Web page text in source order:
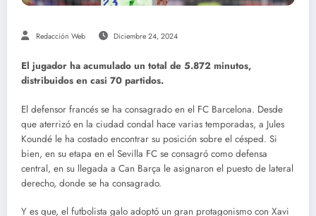
Redacción Web Diciembre 24, 2024
El jugador ha acumulado un total de 5.872 minutos,
distribuidos en casi 70 partidos.
El defensor francés se ha consagrado en el FC Barcelona. Desde
que aterrizó en la ciudad condal hace varias temporadas, a Jules
Koundé le ha costado encontrar su posición sobre el césped. Si
bien, en su etapa en el Sevilla FC se consagró como defensa
central, en su llegada a Can Barça le asignaron el puesto de lateral
derecho, donde se ha consagrado.
Y es que, el futbolista galo adoptó un gran protagonismo con Xavi